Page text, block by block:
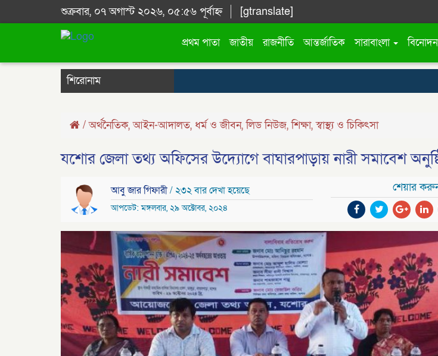
শুক্রবার, ০৭ অগাস্ট ২০২৬, ০৫:৫৬ পূর্বাহ্ন [gtranslate]
প্রথম পাতা জাতীয় রাজনীতি আন্তর্জাতিক সারাবাংলা বিনোদন
শিরোনাম
/অর্থনৈতিক,আইন-আদালত, ধর্ম ও জীবন,লিড নিউজ,শিক্ষা,স্বাস্থ্য ও চিকিৎসা
যশোর জেলা তথ্য অফিসের উদ্যোগে বাঘারপাড়ায় নারী সমাবেশ
আবু জার গিফারী/ ২৩২ বার দেখা হয়েছে
আপডেট: মঙ্গলবার, ২৯ অক্টোবর, ২০২৪
শেয়ার